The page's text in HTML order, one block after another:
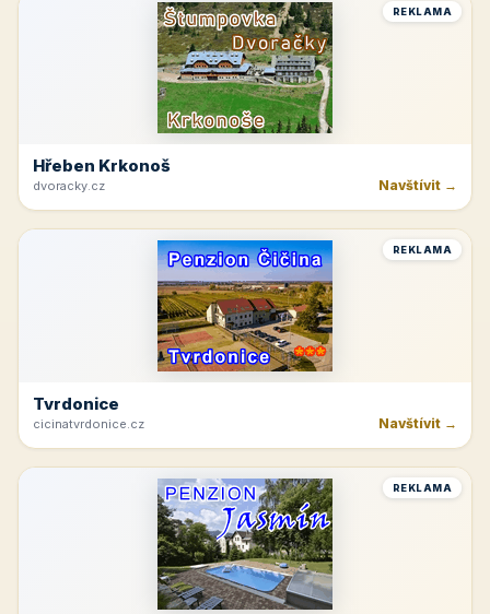
REKLAMA
Hřeben Krkonoš
dvoracky.cz Navštívit →
REKLAMA
Tvrdonice
cicinatvrdonice.cz Navštívit →
REKLAMA